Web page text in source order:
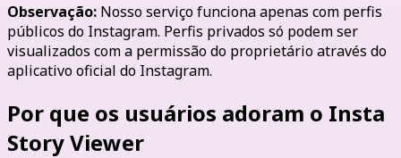
Observação: Nosso serviço funciona apenas com perfis
públicos do Instagram. Perfis privados só podem ser
visualizados com a permissão do proprietário através do
aplicativo oficial do Instagram.
Por que os usuários adoram o Insta
Story Viewer